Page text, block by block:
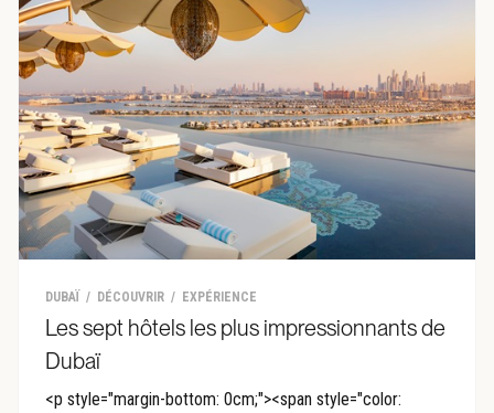
DUBAÏ DÉCOUVRIR EXPÉRIENCE
Les sept hôtels les plus impressionnants de
Dubaï
<p style="margin-bottom: 0cm;"><span style="color: